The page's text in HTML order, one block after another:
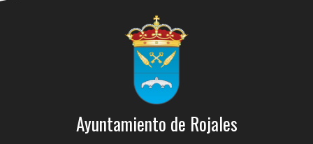
Ayuntamiento de Rojales